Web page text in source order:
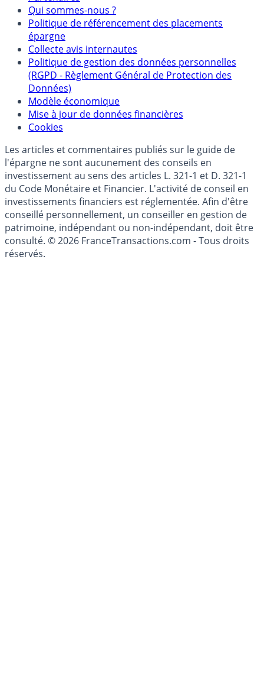
Mentions légales et Conditions d’utilisation
Partenaires
Qui sommes-nous ?
Politique de référencement des placements
épargne
Collecte avis internautes
Politique de gestion des données personnelles
(RGPD - Règlement Général de Protection des
Données)
Modèle économique
Cookies
Les articles et commentaires publiés sur le guide de
l'épargne ne sont aucunement des conseils en
investissement au sens des articles L. 321-1 et D. 321-1
du Code Monétaire et Financier. L'activité de conseil en
investissements financiers est réglementée. Afin d'être
conseillé personnellement, un conseiller en gestion de
patrimoine, indépendant ou non-indépendant, doit être